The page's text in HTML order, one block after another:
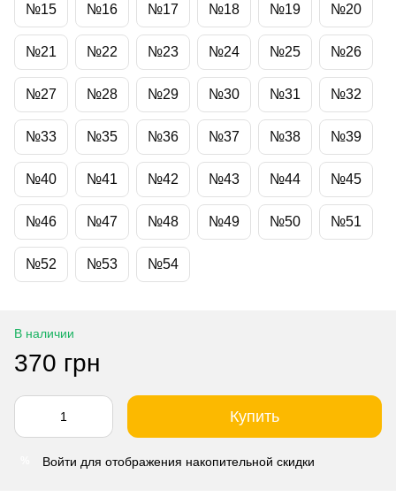
№15 №16 №17 №18 №19 №20
№21 №22 №23 №24 №25 №26
№27 №28 №29 №30 №31 №32
№33 №35 №36 №37 №38 №39
№40 №41 №42 №43 №44 №45
№46 №47 №48 №49 №50 №51
№52 №53 №54
В наличии
370 грн
Купить
Войти для отображения накопительной скидки